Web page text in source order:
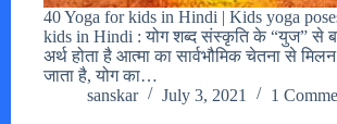
40 Yoga for kids in Hindi | Kids yoga
kids in Hindi : योग शब्द संस्कृति के “युज” से
अर्थ होता है आत्मा का सार्वभौमिक चेतना से
जाता है, योग का…
sanskar
July 3, 2021 1